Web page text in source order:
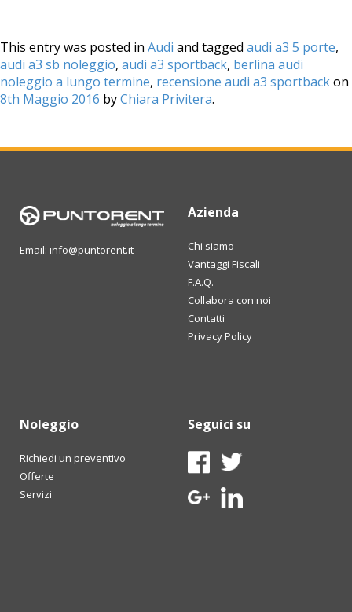
This entry was posted in Audi and tagged audi a3 5 porte,
audi a3 sb noleggio, audi a3 sportback, berlina audi
noleggio a lungo termine, recensione audi a3 sportbackon
8th Maggio 2016 byChiara Privitera.
Email: info@puntorent.it
Azienda
Chi siamo
Vantaggi Fiscali
F.A.Q.
Collabora con noi
Contatti
Privacy Policy
Noleggio
Richiedi un preventivo
Offerte
Servizi
Seguici su